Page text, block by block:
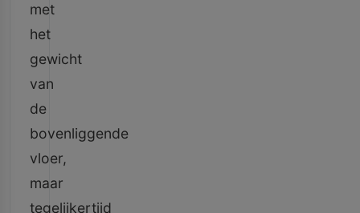
met
het
gewicht
van
de
bovenliggende
vloer,
maar
tegelijkertijd